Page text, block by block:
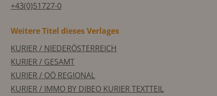
+43(0)51727-0
Weitere Titel dieses Verlages
KURIER / NIEDERÖSTERREICH
KURIER / GESAMT
KURIER / OÖ REGIONAL
KURIER / IMMO BY DIBEO KURIER TEXTTEIL